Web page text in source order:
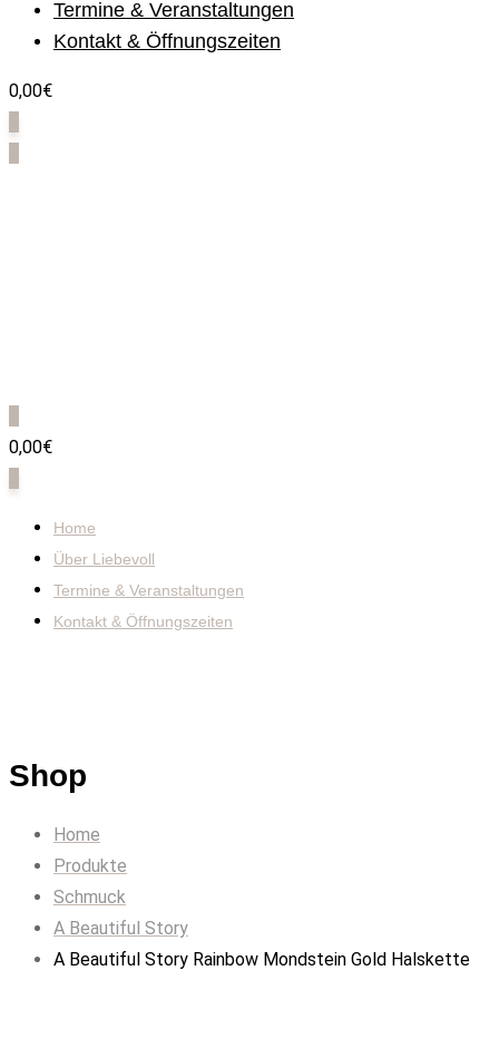
Termine & Veranstaltungen
Kontakt & Öffnungszeiten
0,00€
0,00€
Home
Über Liebevoll
Termine & Veranstaltungen
Kontakt & Öffnungszeiten
Shop
Home
Produkte
Schmuck
A Beautiful Story
A Beautiful Story Rainbow Mondstein Gold Halskette